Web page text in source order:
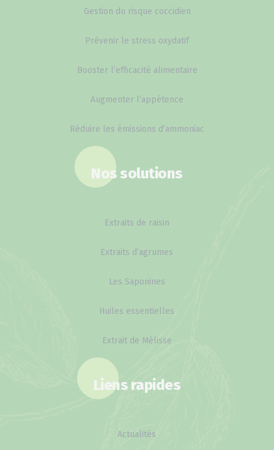
Gestion du risque coccidien
Prévenir le stress oxydatif
Booster l’efficacité alimentaire
Augmenter l’appétence
Réduire les émissions d’ammoniac
Nos solutions
Extraits de raisin
Extraits d’agrumes
Les Saponines
Huiles essentielles
Extrait de Mélisse
Liens rapides
Actualités